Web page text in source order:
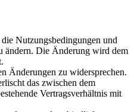
Nutzungsbedingungen und
ändern. Die Änderung wird dem
Änderungen zu widersprechen.
das zwischen dem
Vertragsverhältnis mit